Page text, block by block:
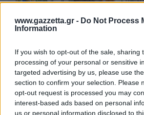
www.gazzetta.gr - Do Not Process
Information
If you wish to opt-out of the sale, sharing
processing of your personal or sensitive
targeted advertising by us, please use
section to confirm your selection. Please
opt-out request is processed you may
interest-based ads based on personal
us or personal information disclosed to
6 γραφικά χωριά των Κυκλάδων
ανακαλύψετε
7 έξυπνα tips για να φτιάξετε